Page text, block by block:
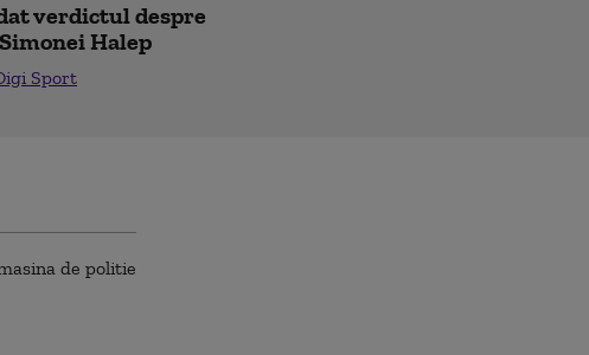
verdictul despre
Halep
Sport